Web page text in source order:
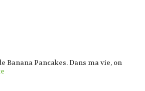
Banana Pancakes. Dans ma vie, on